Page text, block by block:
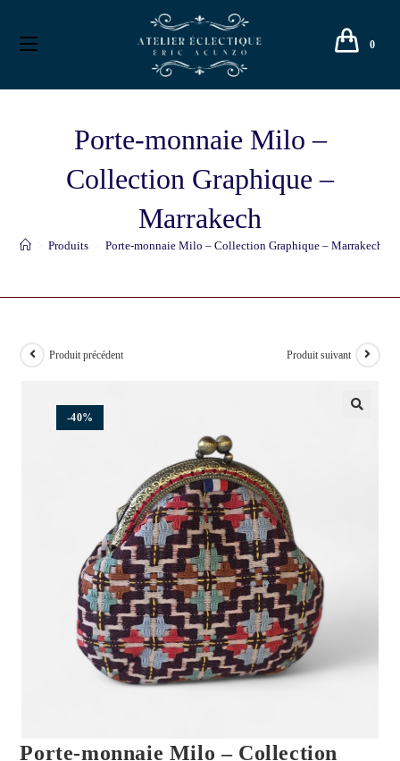
0
Porte-monnaie Milo –
Collection Graphique –
Marrakech
Produits Porte-monnaie Milo – Collection Graphique – Marrakech
-40%
Produit précédent Produit suivant
Porte-monnaie Milo – Collection